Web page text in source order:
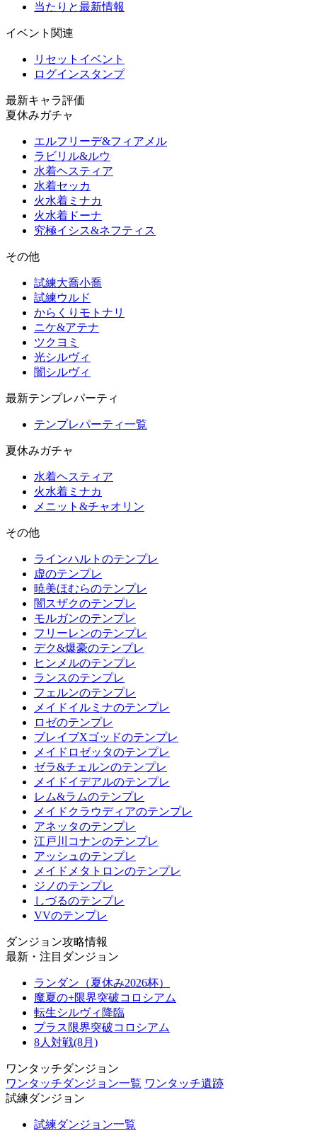
当たりと最新情報
イベント関連
リセットイベント
ログインスタンプ
最新キャラ評価
夏休みガチャ
エルフリーデ&フィアメル
ラビリル&ルウ
水着ヘスティア
水着セッカ
火水着ミナカ
火水着ドーナ
究極イシス&ネフティス
その他
試練大喬小喬
試練ウルド
からくりモトナリ
ニケ&アテナ
ツクヨミ
光シルヴィ
闇シルヴィ
最新テンプレパーティ
テンプレパーティ一覧
夏休みガチャ
水着ヘスティア
火水着ミナカ
メニット&チャオリン
その他
ラインハルトのテンプレ
虚のテンプレ
暁美ほむらのテンプレ
闇スザクのテンプレ
モルガンのテンプレ
フリーレンのテンプレ
デク&爆豪のテンプレ
ヒンメルのテンプレ
ランスのテンプレ
フェルンのテンプレ
メイドイルミナのテンプレ
ロゼのテンプレ
ブレイブXゴッドのテンプレ
メイドロゼッタのテンプレ
ゼラ&チェルンのテンプレ
メイドイデアルのテンプレ
レム&ラムのテンプレ
メイドクラウディアのテンプレ
アネッタのテンプレ
江戸川コナンのテンプレ
アッシュのテンプレ
メイドメタトロンのテンプレ
ジノのテンプレ
しづるのテンプレ
VVのテンプレ
ダンジョン攻略情報
最新・注目ダンジョン
ランダン（夏休み2026杯）
魔夏の+限界突破コロシアム
転生シルヴィ降臨
プラス限界突破コロシアム
8人対戦(8月)
ワンタッチダンジョン
ワンタッチダンジョン一覧 ワンタッチ遺跡
試練ダンジョン
試練ダンジョン一覧